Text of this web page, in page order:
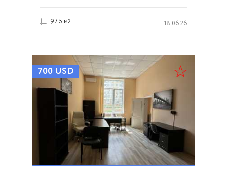
97.5 м2 18.06.26
700 USD